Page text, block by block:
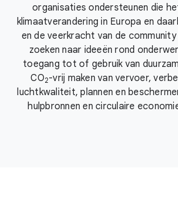
organisaties ondersteunen die
klimaatverandering in Europa en
en de veerkracht van de
zoeken naar ideeën rond
toegang tot of gebruik van
CO2-vrij maken van vervoer,
luchtkwaliteit, plannen en
hulpbronnen en circulaire